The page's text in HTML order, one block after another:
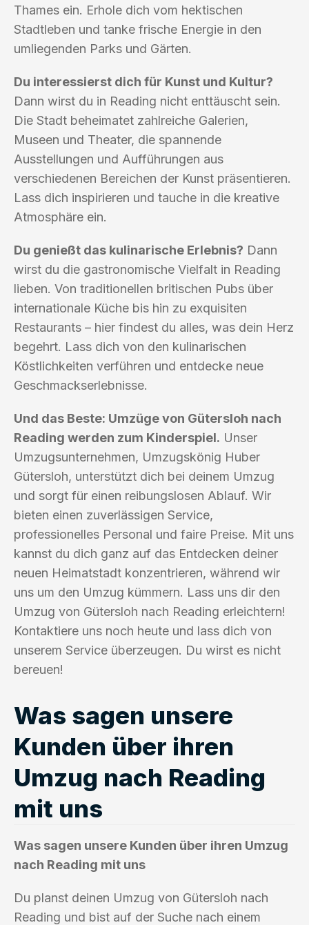
Thames ein. Erhole dich vom hektischen
Stadtleben und tanke frische Energie in den
umliegenden Parks und Gärten.
Du interessierst dich für Kunst und Kultur?
Dann wirst du in Reading nicht enttäuscht sein.
Die Stadt beheimatet zahlreiche Galerien,
Museen und Theater, die spannende
Ausstellungen und Aufführungen aus
verschiedenen Bereichen der Kunst präsentieren.
Lass dich inspirieren und tauche in die kreative
Atmosphäre ein.
Du genießt das kulinarische Erlebnis? Dann
wirst du die gastronomische Vielfalt in Reading
lieben. Von traditionellen britischen Pubs über
internationale Küche bis hin zu exquisiten
Restaurants – hier findest du alles, was dein Herz
begehrt. Lass dich von den kulinarischen
Köstlichkeiten verführen und entdecke neue
Geschmackserlebnisse.
Und das Beste: Umzüge von Gütersloh nach
Reading werden zum Kinderspiel. Unser
Umzugsunternehmen, Umzugskönig Huber
Gütersloh, unterstützt dich bei deinem Umzug
und sorgt für einen reibungslosen Ablauf. Wir
bieten einen zuverlässigen Service,
professionelles Personal und faire Preise. Mit uns
kannst du dich ganz auf das Entdecken deiner
neuen Heimatstadt konzentrieren, während wir
uns um den Umzug kümmern. Lass uns dir den
Umzug von Gütersloh nach Reading erleichtern!
Kontaktiere uns noch heute und lass dich von
unserem Service überzeugen. Du wirst es nicht
bereuen!
Was sagen unsere
Kunden über ihren
Umzug nach Reading
mit uns
Was sagen unsere Kunden über ihren Umzug
nach Reading mit uns
Du planst deinen Umzug von Gütersloh nach
Reading und bist auf der Suche nach einem